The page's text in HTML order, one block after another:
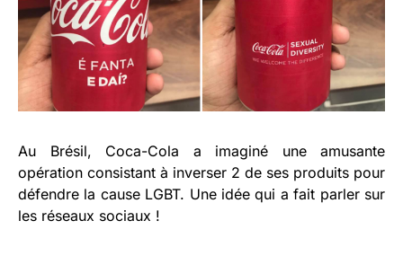
Au Brésil, Coca-Cola a imaginé une amusante
opération consistant à inverser 2 de ses produits pour
défendre la cause LGBT. Une idée qui a fait parler sur
les réseaux sociaux !